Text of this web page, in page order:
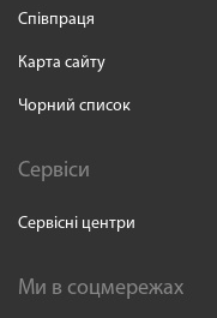
Співпраця
Карта сайту
Чорний список
Сервіси
Сервісні центри
Ми в соцмережах